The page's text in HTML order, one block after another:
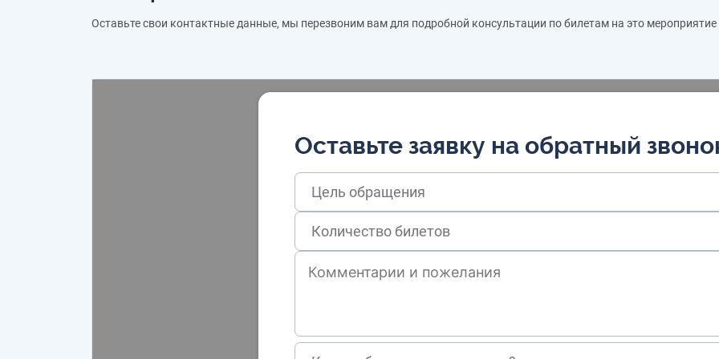
Оставьте свои контактные данные, мы перезвоним вам для подробной консультации по билетам на это мероприятие
Оставьте заявку на обратный
Цель обращения